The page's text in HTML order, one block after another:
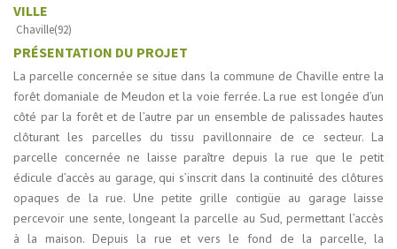
VILLE
Chaville(92)
PRÉSENTATION DU PROJET
La parcelle concernée se situe dans la commune de Chaville entre la
forêt domaniale de Meudon et la voie ferrée. La rue est longée d’un
côté par la forêt et de l’autre par un ensemble de palissades hautes
clôturant les parcelles du tissu pavillonnaire de ce secteur. La
parcelle concernée ne laisse paraître depuis la rue que le petit
édicule d’accès au garage, qui s’inscrit dans la continuité des clôtures
opaques de la rue. Une petite grille contigüe au garage laisse
percevoir une sente, longeant la parcelle au Sud, permettant l’accès
à la maison. Depuis la rue et vers le fond de la parcelle, la